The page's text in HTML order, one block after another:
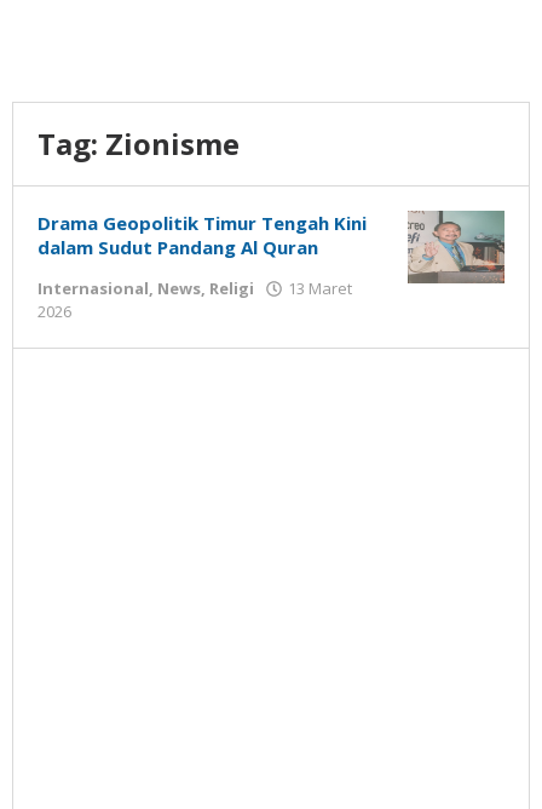
Tag: Zionisme
Drama Geopolitik Timur Tengah Kini
dalam Sudut Pandang Al Quran
Internasional, News, Religi
13 Maret
2026
Susanto